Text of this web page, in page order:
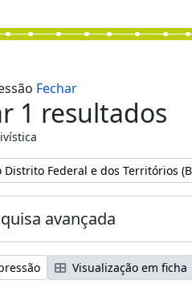
Fechar
1 resultados
Distrito Federal e dos Territórios
avançada
Visualização em ficha